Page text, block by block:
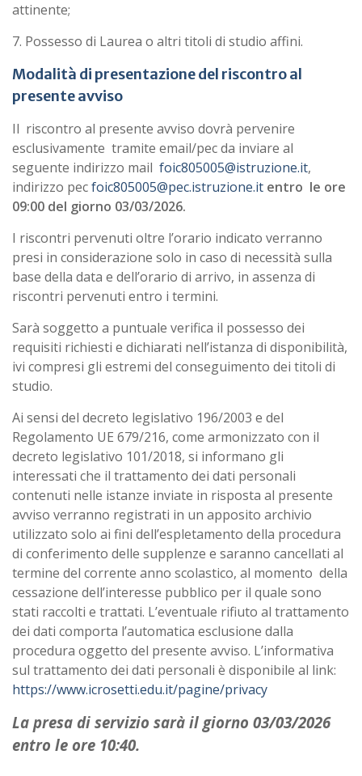
attinente;
7. Possesso di Laurea o altri titoli di studio affini.
Modalità di presentazione del riscontro al
presente avviso
Il riscontro al presente avviso dovrà pervenire
esclusivamente tramite email/pec da inviare al
seguente indirizzo mail foic805005@istruzione.it,
indirizzo pecfoic805005@pec.istruzione.it entro le ore
09:00 del giorno 03/03/2026.
I riscontri pervenuti oltre l’orario indicato verranno
presi in considerazione solo in caso di necessità sulla
base della data e dell’orario di arrivo, in assenza di
riscontri pervenuti entro i termini.
Sarà soggetto a puntuale verifica il possesso dei
requisiti richiesti e dichiarati nell’istanza di disponibilità,
ivi compresi gli estremi del conseguimento dei titoli di
studio.
Ai sensi del decreto legislativo 196/2003 e del
Regolamento UE 679/216, come armonizzato con il
decreto legislativo 101/2018, si informano gli
interessati che il trattamento dei dati personali
contenuti nelle istanze inviate in risposta al presente
avviso verranno registrati in un apposito archivio
utilizzato solo ai fini dell’espletamento della procedura
di conferimento delle supplenze e saranno cancellati al
termine del corrente anno scolastico, al momento della
cessazione dell’interesse pubblico per il quale sono
stati raccolti e trattati. L’eventuale rifiuto al trattamento
dei dati comporta l’automatica esclusione dalla
procedura oggetto del presente avviso. L’informativa
sul trattamento dei dati personali è disponibile al link:
https://www.icrosetti.edu.it/pagine/privacy
La presa di servizio sarà il giorno 03/03/2026
entro le ore 10:40.